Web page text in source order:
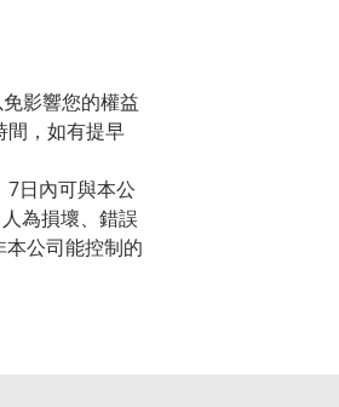
影響您的權益
間，如有提早
7日內可與本公
為損壞、錯誤
公司能控制的